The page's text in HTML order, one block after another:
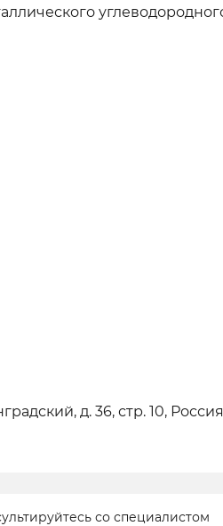
д. 36, стр. 10,
со специалистом